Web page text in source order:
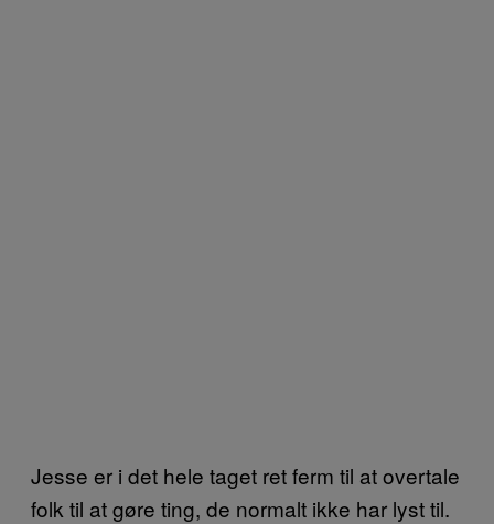
Jesse er i det hele taget ret ferm til at overtale
folk til at gøre ting, de normalt ikke har lyst til.